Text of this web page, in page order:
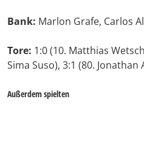
Bank: Marlon Grafe, Carlos
Tore: 1:0 (10. Matthias
Sima Suso), 3:1 (80. Jonathan
Außerdem spielten